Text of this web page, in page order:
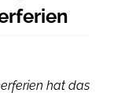
hat das